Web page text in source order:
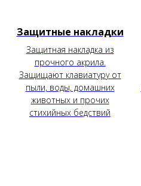
Защитные накладки
Защитная накладка из
прочного акрила.
Защищают клавиатуру от
пыли, воды, домашних
животных и прочих
стихийных бедствий